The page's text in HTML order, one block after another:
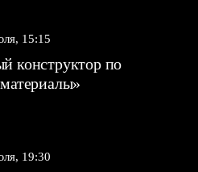
15:15
конструктор по
19:30